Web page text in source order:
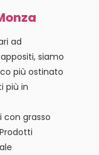
ad
siamo
più ostinato
più in
con grasso